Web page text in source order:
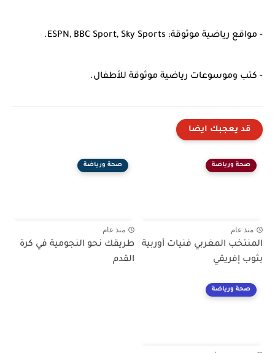
- مواقع رياضية موثوقة: ESPN, BBC Sport, Sky Sports.
- كتب وموسوعات رياضية موثوقة للأطفال.
قد يعجبك ايضا
صحة ورياضة
منذ عام
المنتخب المغربي فنيات أوربية
بثوب إفريقي
صحة ورياضة
منذ عام
طريقك نحو النجومية في كرة
القدم
صحة ورياضة